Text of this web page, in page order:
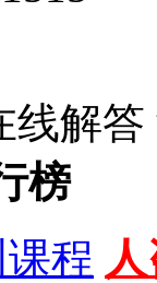
线解答
榜
程